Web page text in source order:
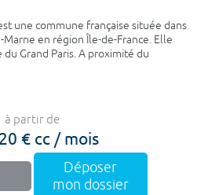
une commune française située dans
en région Île-de-France. Elle
Grand Paris. A proximité du
à partir de
€ cc / mois
Déposer
mon dossier